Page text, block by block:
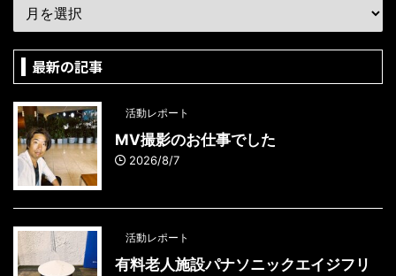
最新の記事
活動レポート
MV撮影のお仕事でした
2026/8/7
活動レポート
有料老人施設パナソニックエイジフリ